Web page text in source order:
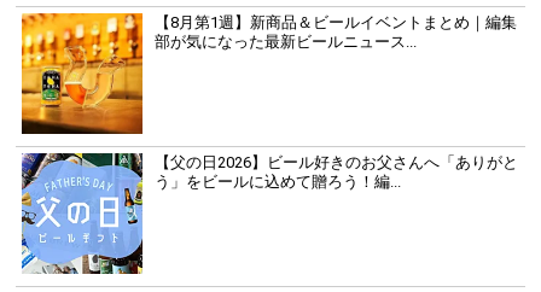
【8月第1週】新商品＆ビールイベントまとめ｜編集
部が気になった最新ビールニュース...
【父の日2026】ビール好きのお父さんへ「ありがと
う」をビールに込めて贈ろう！編...